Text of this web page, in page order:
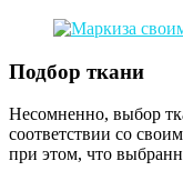
Подбор ткани
Несомненно, выбор
соответствии со
при этом, что